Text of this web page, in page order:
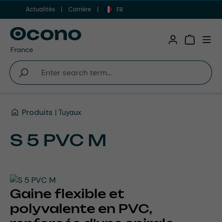
Aller au contenu principal
Actualités Carrière FR
Produits Tuyaux
S 5 PVC M
Gaine flexible et
polyvalente en PVC,